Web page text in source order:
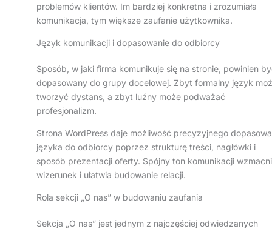
problemów klientów. Im bardziej konkretna i zrozumiała
komunikacja, tym większe zaufanie użytkownika.
Język komunikacji i dopasowanie do odbiorcy
Sposób, w jaki firma komunikuje się na stronie, powinien
dopasowany do grupy docelowej. Zbyt formalny język
tworzyć dystans, a zbyt luźny może podważać
profesjonalizm.
Strona WordPress daje możliwość precyzyjnego
języka do odbiorcy poprzez strukturę treści, nagłówki i
sposób prezentacji oferty. Spójny ton komunikacji
wizerunek i ułatwia budowanie relacji.
Rola sekcji „O nas” w budowaniu zaufania
Sekcja „O nas” jest jednym z najczęściej odwiedzanych